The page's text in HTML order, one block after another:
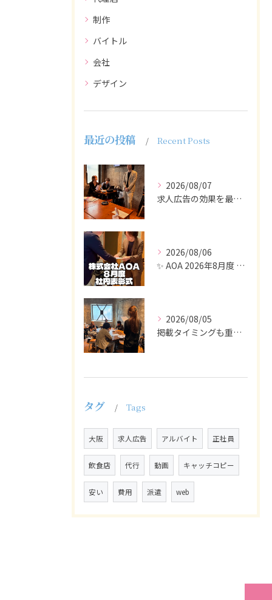
制作
バイトル
会社
デザイン
最近の投稿 Recent Posts
2026/08/07
求人広告の効果を最大化するために最も重要なのは、掲載タイミン...
2026/08/06
✨ AOA 2026年8月度 表彰式レポート ✨
2026/08/05
掲載タイミングも重要で、業界動向や求職者の活動時期に合わせて...
タグ Tags
大阪 求人広告 アルバイト 正社員
飲食店 代行 動画 キャッチコピー
安い 費用 派遣 web